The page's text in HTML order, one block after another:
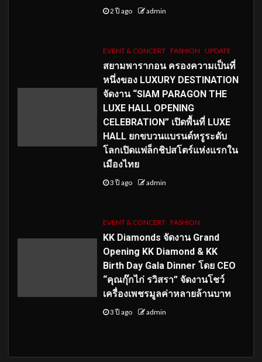
2 ปี ago admin
EVENT & CONCERT FASHION UPDATE
สยามพารากอน ครองความเป็นที่
หนึ่งของ LUXURY DESTINATION
จัดงาน “SIAM PARAGON THE
LUXE HALL OPENING
CELEBRATION” เปิดพื้นที่ LUXE
HALL ยกขบวนแบรนด์หรูระดับ
โลกเปิดแฟล็กชิปสโตร์แห่งแรกใน
เมืองไทย
3 ปี ago admin
EVENT & CONCERT FASHION
KK Diamonds จัดงาน Grand
Opening KK Diamond & KK
Birth Day Gala Dinner โดย CEO
“คุณกุ๊กไก่ รวิสรา” จัดงานโชว์
เครื่องเพชรมูลค่าหลายล้านบาท
3 ปี ago admin